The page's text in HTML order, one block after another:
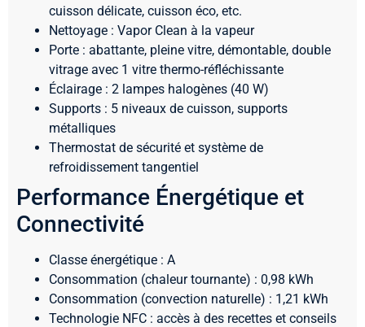
cuisson délicate, cuisson éco, etc.
Nettoyage : Vapor Clean à la vapeur
Porte : abattante, pleine vitre, démontable, double
vitrage avec 1 vitre thermo-réfléchissante
Éclairage : 2 lampes halogènes (40 W)
Supports : 5 niveaux de cuisson, supports
métalliques
Thermostat de sécurité et système de
refroidissement tangentiel
Performance Énergétique et
Connectivité
Classe énergétique : A
Consommation (chaleur tournante) : 0,98 kWh
Consommation (convection naturelle) : 1,21 kWh
Technologie NFC : accès à des recettes et conseils